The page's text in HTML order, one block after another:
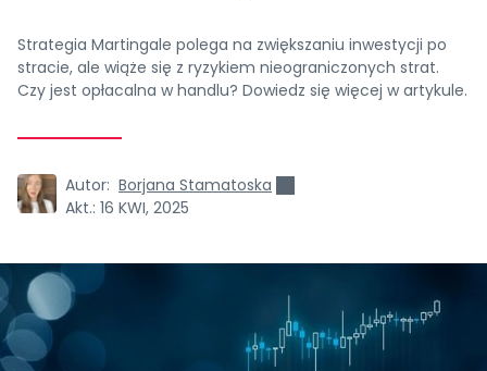
Strategia Martingale polega na zwiększaniu inwestycji po
stracie, ale wiąże się z ryzykiem nieograniczonych strat.
Czy jest opłacalna w handlu? Dowiedz się więcej w artykule.
Autor: Borjana Stamatoska
Akt.: 16 KWI, 2025